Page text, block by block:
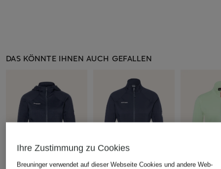
DAS KÖNNTE IHNEN AUCH GEFALLEN
Ihre Zustimmung zu Cookies
Breuninger verwendet auf dieser Webseite Cookies und andere Web-